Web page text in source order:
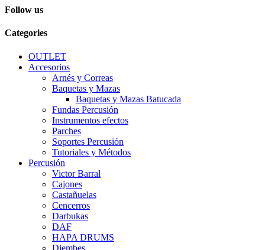
Follow us
Categories
OUTLET
Accesorios
Arnés y Correas
Baquetas y Mazas
Baquetas y Mazas Batucada
Fundas Percusión
Instrumentos efectos
Parches
Soportes Percusión
Tutoriales y Métodos
Percusión
Victor Barral
Cajones
Castañuelas
Cencerros
Darbukas
DAF
HAPA DRUMS
Djembes